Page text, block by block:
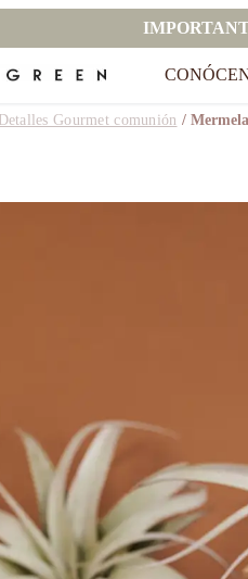
Detalles Gourmet comunión /